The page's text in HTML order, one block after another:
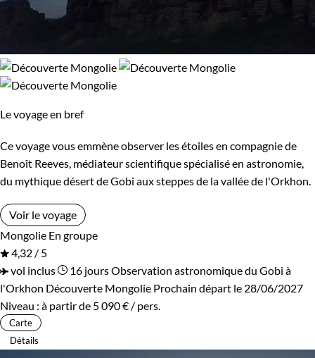
Le voyage en bref
Ce voyage vous emmène observer les étoiles en compagnie de
Benoît Reeves, médiateur scientifique spécialisé en astronomie,
du mythique désert de Gobi aux steppes de la vallée de l'Orkhon.
Voir le voyage
Mongolie En groupe
4,32 / 5
vol inclus
16 joursObservation astronomique du Gobi à
l'Orkhon Découverte Mongolie Prochain départ le 28/06/2027
Niveau : à partir de 5 090 € / pers.
Carte
Détails